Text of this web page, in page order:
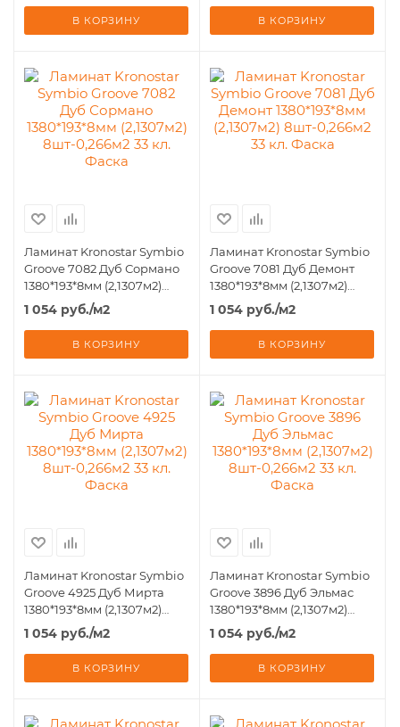
В КОРЗИНУ В КОРЗИНУ
Ламинат Kronostar Symbio
Groove 7082 Дуб Сормано
1380*193*8мм (2,1307м2)
8шт-0,266м2 33 кл. Фаска
1 054 руб./м2
В КОРЗИНУ
Ламинат Kronostar Symbio
Groove 7081 Дуб Демонт
1380*193*8мм (2,1307м2)
8шт-0,266м2 33 кл. Фаска
1 054 руб./м2
В КОРЗИНУ
Ламинат Kronostar Symbio
Groove 4925 Дуб Мирта
1380*193*8мм (2,1307м2)
8шт-0,266м2 33 кл. Фаска
1 054 руб./м2
В КОРЗИНУ
Ламинат Kronostar Symbio
Groove 3896 Дуб Эльмас
1380*193*8мм (2,1307м2)
8шт-0,266м2 33 кл. Фаска
1 054 руб./м2
В КОРЗИНУ